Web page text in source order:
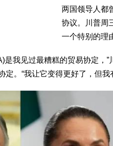
两国领导人都
协议。川普周
一个特别的理
是我见过最糟糕的贸易协定，
定。“我让它变得更好了，但